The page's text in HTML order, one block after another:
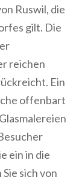
Ruswil, die
gilt. Die
reichen
Ein
offenbart
ein in die
sich von